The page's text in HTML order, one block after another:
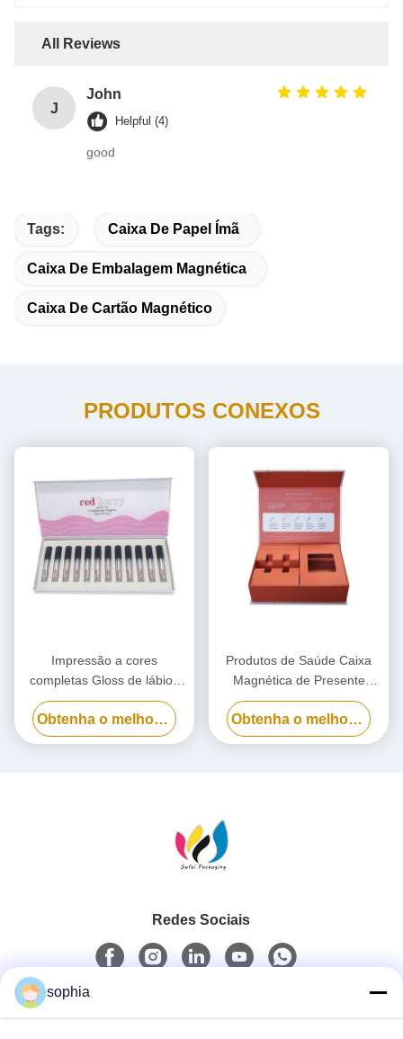
All Reviews
J
John
Helpful (4)
good
Tags: Caixa De Papel Ímã
Caixa De Embalagem Magnética
Caixa De Cartão Magnético
PRODUTOS CONEXOS
Impressão a cores
completas Gloss de lábios
Caixa de embalagem de
papel, Caixa de presente de
esmalte de unhas
Obtenha o melhor preço
Produtos de Saúde Caixa
Magnética de Presente
Caixa de Embalagem
Magnética Personalizada
Com Inserto
Obtenha o melhor preço
Redes Sociais
sophia